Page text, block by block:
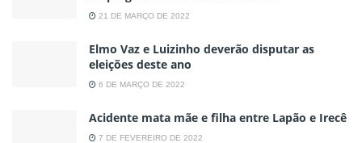
21 DE MARÇO DE 2022
Elmo Vaz e Luizinho deverão disputar as
eleições deste ano
6 DE MARÇO DE 2022
Acidente mata mãe e filha entre Lapão e Irecê
7 DE FEVEREIRO DE 2022